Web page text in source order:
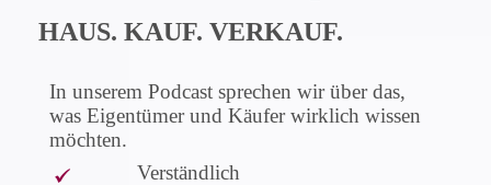
HAUS. KAUF. VERKAUF.
In unserem Podcast sprechen wir über das,
was Eigentümer und Käufer wirklich wissen
möchten.
Verständlich